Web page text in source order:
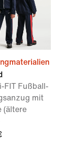
FIT Fußball-
mit
(ältere